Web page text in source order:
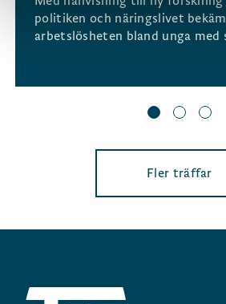
politiken och näringslivet
arbetslösheten bland unga med
Fler träffar